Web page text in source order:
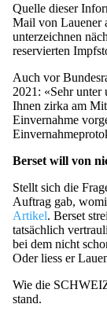
Quelle dieser
Mail von Lauener
unterzeichnen
reservierten
Auch vor
2021: «Sehr unter
Ihnen zirka am
Einvernahme
Berset will von
Stellt sich die
Auftrag gab,
Artikel. Berset
tatsächlich
bei dem nicht
Oder liess er
Wie die
stand.